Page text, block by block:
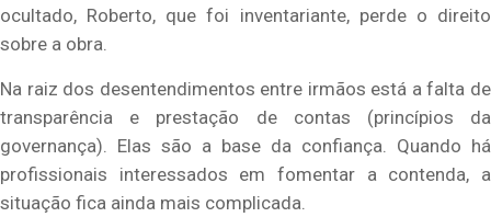
ocultado, Roberto, que foi inventariante, perde o direito
sobre a obra.
Na raiz dos desentendimentos entre irmãos está a falta de
transparência e prestação de contas (princípios da
governança). Elas são a base da confiança. Quando há
profissionais interessados em fomentar a contenda, a
situação fica ainda mais complicada.